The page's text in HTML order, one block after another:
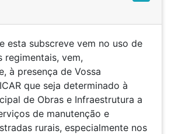
esta subscreve vem no uso de
regimentais, vem,
à presença de Vossa
que seja determinado à
de Obras e Infraestrutura a
de manutenção e
rurais, especialmente nos